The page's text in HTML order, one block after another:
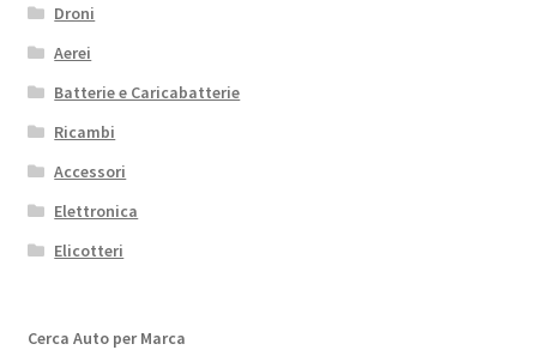
Droni
Aerei
Batterie e Caricabatterie
Ricambi
Accessori
Elettronica
Elicotteri
Cerca Auto per Marca